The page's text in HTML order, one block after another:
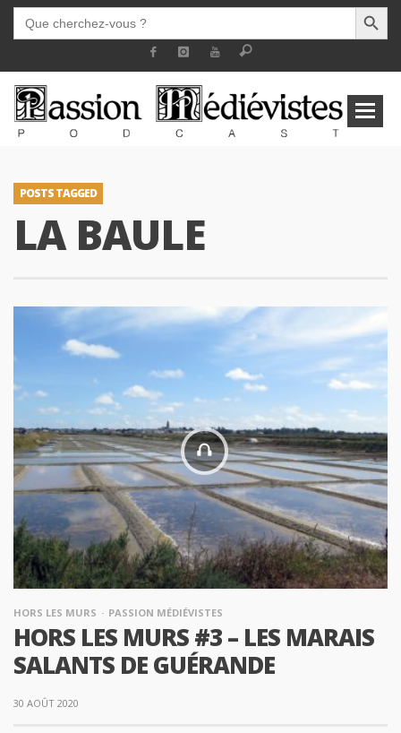
SEARCH
FOR:
SEARCH
POSTS TAGGED
LA BAULE
HORS LES MURS PASSION MÉDIÉVISTES
HORS LES MURS #3 – LES MARAIS
SALANTS DE GUÉRANDE
30 AOÛT 2020